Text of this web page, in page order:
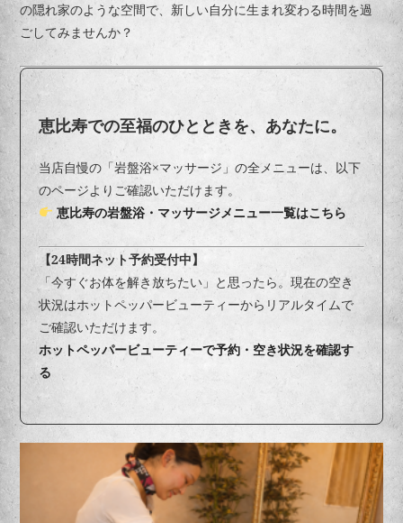
の隠れ家のような空間で、新しい自分に生まれ変わる時間を過
ごしてみませんか？
恵比寿での至福のひとときを、あなたに。
当店自慢の「岩盤浴×マッサージ」の全メニューは、以下
のページよりご確認いただけます。
恵比寿の岩盤浴・マッサージメニュー一覧はこちら
【24時間ネット予約受付中】
「今すぐお体を解き放ちたい」と思ったら。現在の空き
状況はホットペッパービューティーからリアルタイムで
ご確認いただけます。
ホットペッパービューティーで予約・空き状況を確認す
る